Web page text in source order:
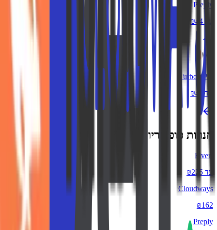
Preply
עד ₪44
TurboVPN
עד ₪43
חנויות פופולריות
Fiverr
עד ₪225
Cloudways
₪162
Preply